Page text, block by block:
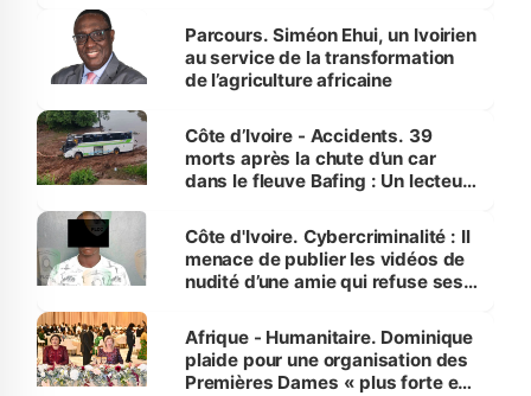
Parcours. Siméon Ehui, un Ivoirien
au service de la transformation
de l’agriculture africaine
Côte d’Ivoire - Accidents. 39
morts après la chute d’un car
dans le fleuve Bafing : Un lecteur
des Transports
Côte d'Ivoire. Cybercriminalité : Il
menace de publier les vidéos de
nudité d’une amie qui refuse ses
Afrique - Humanitaire. Dominique
plaide pour une organisation des
Premières Dames « plus forte et